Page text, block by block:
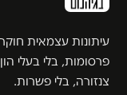
עיתונות עצמאית
פרסומות, בלי בעלי
צנזורה, בלי פשרות.